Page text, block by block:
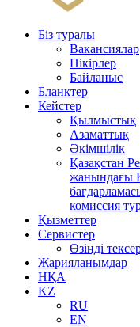
Біз туралы
Вакансиялар
Пікірлер
Байланыс
Бланктер
Кейстер
Қылмыстық
Азаматтық
Әкімшілік
Қазақстан
жанындағы
комиссия
Қызметтер
Сервистер
Өзіңді
Жарияланымдар
НҚА
KZ
RU
EN